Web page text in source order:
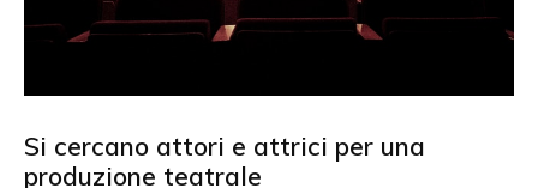
Si cercano attori e attrici per una
produzione teatrale